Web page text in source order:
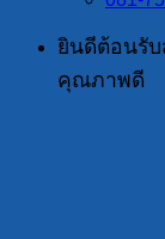
ยินดีต้อนรับ
คุณภาพดี